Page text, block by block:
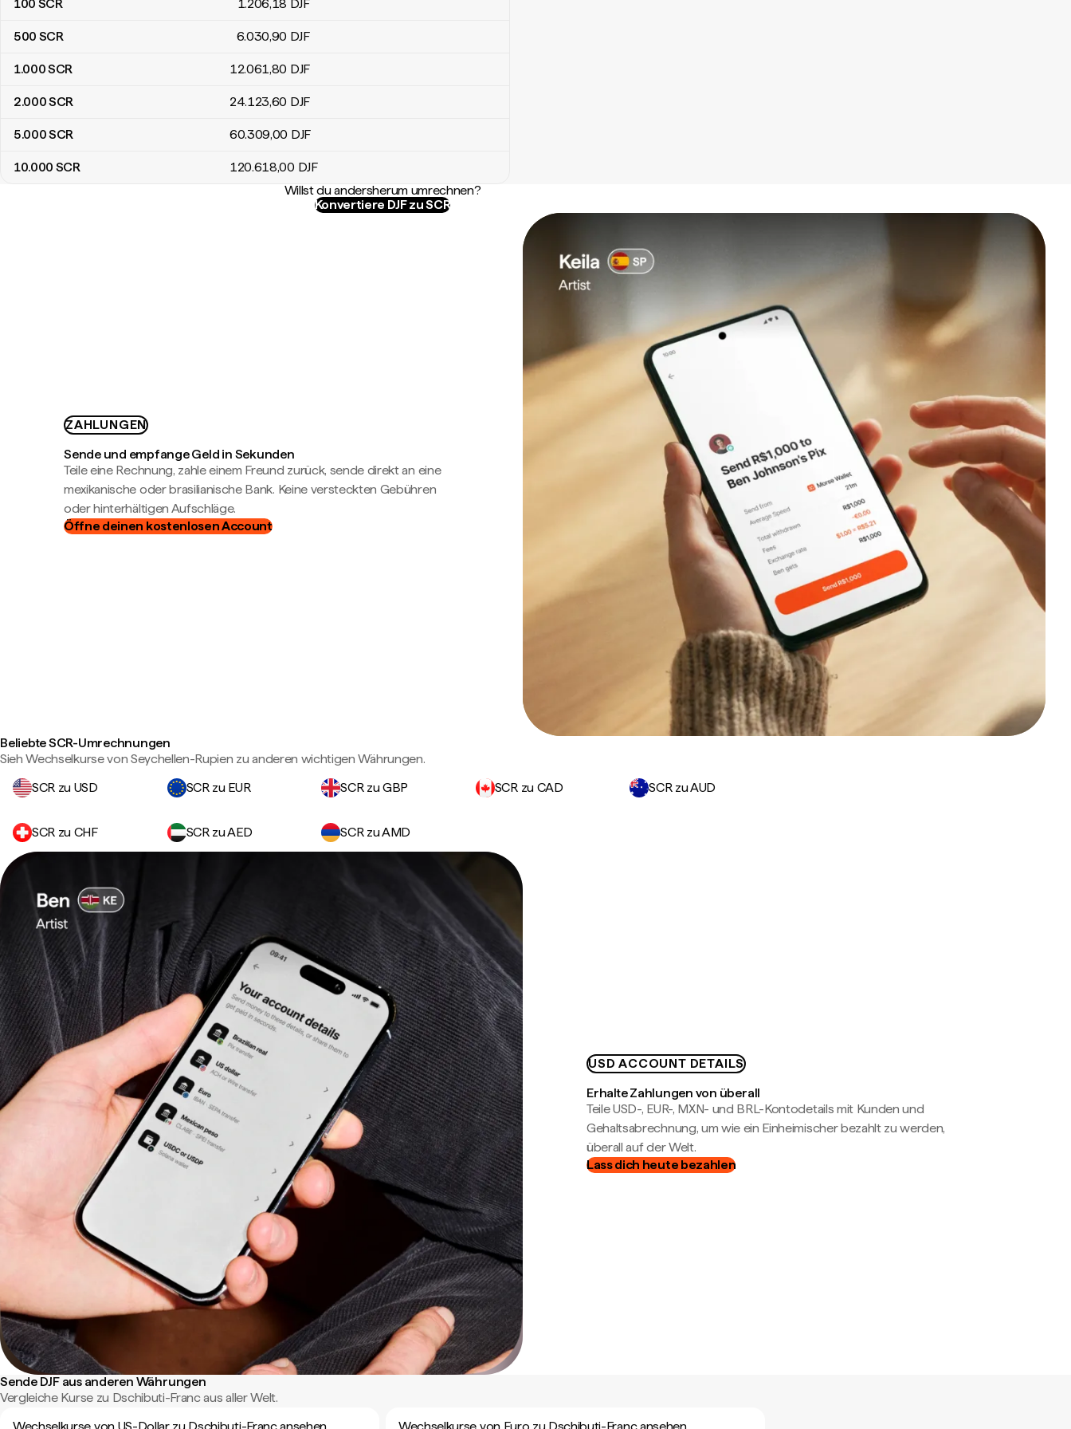
100 SCR 1.206,18 DJF
500 SCR 6.030,90 DJF
1.000SCR 12.061,80 DJF
2.000SCR 24.123,60 DJF
5.000SCR 60.309,00 DJF
10.000 SCR 120.618,00 DJF
Willst du andersherum umrechnen?
Konvertiere DJF zu SCR
ZAHLUNGEN
Sende und empfange Geld in Sekunden
Teile eine Rechnung, zahle einem Freund zurück, sende direkt an eine
mexikanische oder brasilianische Bank. Keine versteckten Gebühren
oder hinterhältigen Aufschläge.
Öffne deinen kostenlosen Account
Beliebte SCR-Umrechnungen
Sieh Wechselkurse von Seychellen-Rupien zu anderen wichtigen Währungen.
SCR zu USD
SCR zu EUR SCR zu GBP SCR zu CAD SCR zu AUD
SCR zu CHF SCR zu AED SCR zu AMD
USD ACCOUNT DETAILS
Erhalte Zahlungen von überall
Teile USD-, EUR-, MXN- und BRL-Kontodetails mit Kunden und
Gehaltsabrechnung, um wie ein Einheimischer bezahlt zu werden,
überall auf der Welt.
Lass dich heute bezahlen
Sende DJF aus anderen Währungen
Vergleiche Kurse zu Dschibuti-Franc aus aller Welt.